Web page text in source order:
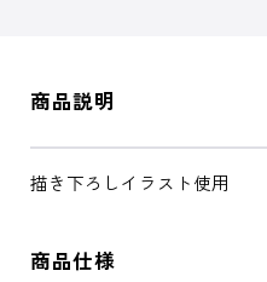
商品説明
描き下ろしイラスト使用
商品仕様